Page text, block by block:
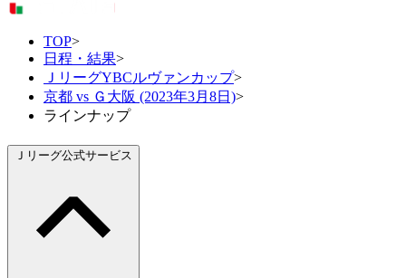
TOP>
日程・結果>
ＪリーグYBCルヴァンカップ>
京都 vs Ｇ大阪 (2023年3月8日)>
ラインナップ
Ｊリーグ公式サービス